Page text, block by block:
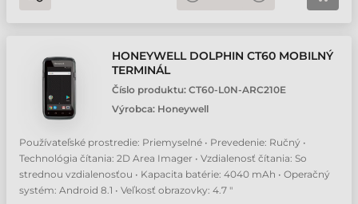
HONEYWELL DOLPHIN CT60 MOBILNÝ
TERMINÁL
Číslo produktu: CT60-L0N-ARC210E
Výrobca: Honeywell
Používateľské prostredie: Priemyselné • Prevedenie: Ručný •
Technológia čítania: 2D Area Imager • Vzdialenosť čítania: So
strednou vzdialenosťou • Kapacita batérie: 4040 mAh • Operačný
systém: Android 8.1 • Veľkosť obrazovky: 4.7 "